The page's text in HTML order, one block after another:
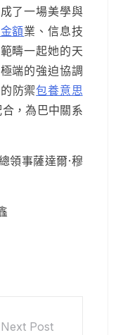
了一場美學與
額業、信息技
疇一起她的天
端的強迫協調
防禦包養意思
，為巴中關系
事薩達爾·穆
Next Post